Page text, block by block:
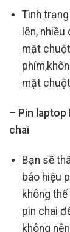
Tình
lên,
mặt
mặt
– Pin laptop
chai
Bạn sẽ
báo hiệu
không
pin chai
không